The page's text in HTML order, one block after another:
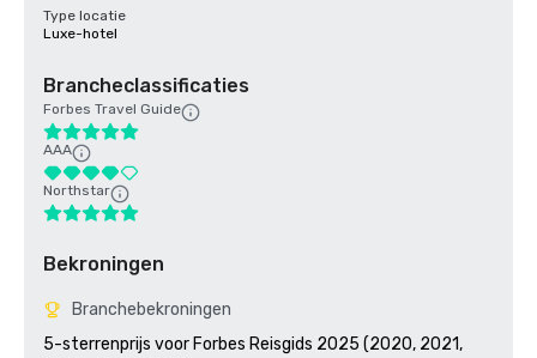
Type locatie
Luxe-hotel
Brancheclassificaties
Forbes Travel Guide
AAA
Northstar
Bekroningen
Branchebekroningen
5-sterrenprijs voor Forbes Reisgids 2025 (2020, 2021,